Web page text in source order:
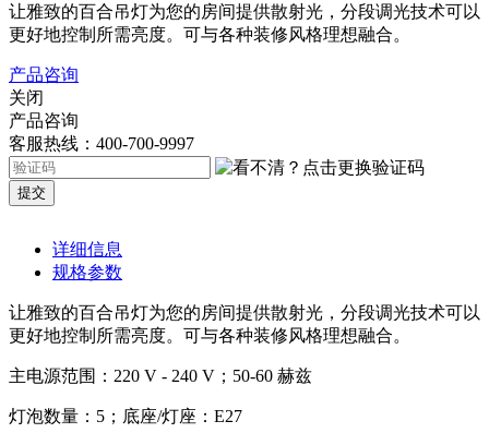
让雅致的百合吊灯为您的房间提供散射光，分段调光技术可以
更好地控制所需亮度。可与各种装修风格理想融合。
产品咨询
关闭
产品咨询
客服热线：400-700-9997
提交
详细信息
规格参数
让雅致的百合吊灯为您的房间提供散射光，分段调光技术可以
更好地控制所需亮度。可与各种装修风格理想融合。
主电源范围：220 V - 240 V； 50-60 赫兹
灯泡数量： 5； 底座/灯座： E27